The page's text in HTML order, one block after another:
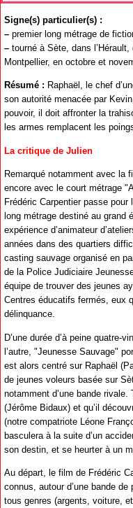
Signe(s) particulier(s) :
– premier long métrage de
– tourné à Sète, dans
Montpellier, en octobre et
Résumé : Raphaël, le chef
son autorité menacée par
pouvoir, il doit affronter la
les armes remplacent les
La critique de Julien
Remarqué notamment avec la
encore avec le court métrage
Frédéric Carpentier passe
long métrage destiné au
expérience d’animateur
années dans des quartiers
casting sauvage organisé en
de la Police Judiciaire
équipe de trouver des jeunes
Centres éducatifs fermés, eux
délinquance.
D’une durée d’à peine quatre-
l’autre, "Jeunesse Sauvage"
est alors centré sur Raphaël
de jeunes voleurs basée sur
notamment d’une bande
(Jérôme Bidaux) et qu’il
(notre compatriote Léone
basculera à la suite d’un
son destin, et se heurter à un
Au départ, le film de Frédéric
connus, autour d’une bande
tous genres (argents, voiture,